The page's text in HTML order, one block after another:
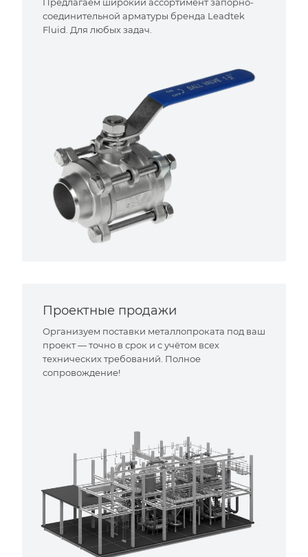
соединительной арматуры бренда Leadtek
Fluid. Для любых задач.
Проектные продажи
Организуем поставки металлопроката под ваш
проект — точно в срок и с учётом всех
технических требований. Полное
сопровождение!